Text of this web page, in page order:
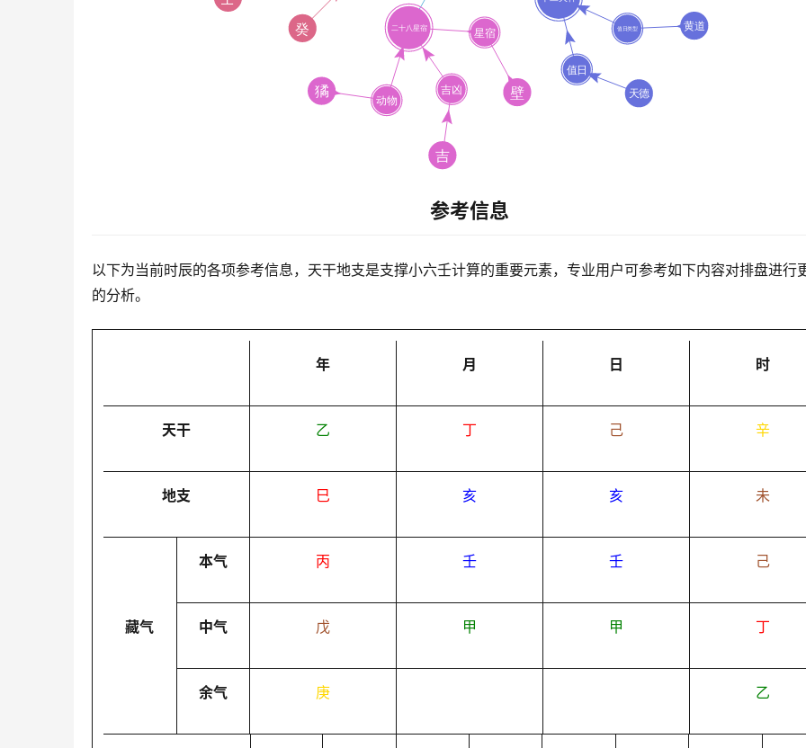
参考信息
以下为当前时辰的各项参考信息，天干地支是支撑小六壬计算的重要元素，专业用户可参考如下内容对排盘进行
的分析。
年 月 日 时
天干 乙 丁 己 辛
地支 巳 亥 亥 未
本气 丙 壬 壬 己
藏气 中气 戊 甲 甲 丁
余气 庚 乙